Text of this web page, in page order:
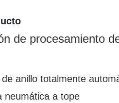
de procesamiento
de anillo totalmente
neumática a tope